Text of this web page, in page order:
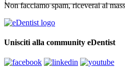
Non facciamo spam, riceverai al
Unisciti alla community eDentist